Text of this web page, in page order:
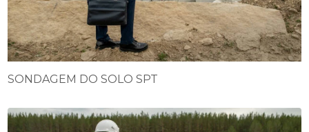
SONDAGEM DO SOLO SPT